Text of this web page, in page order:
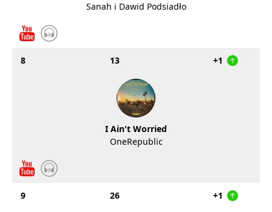
Sanah i Dawid Podsiadło
8 13 +1
I Ain't Worried
OneRepublic
9 26 +1